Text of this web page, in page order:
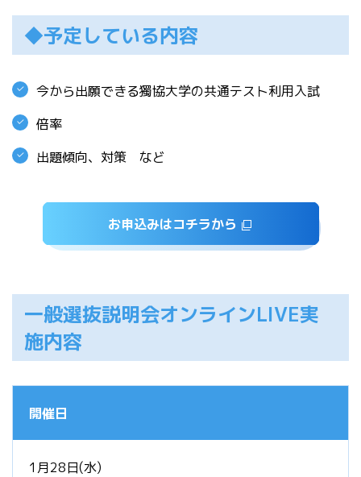
◆予定している内容
今から出願できる獨協大学の共通テスト利用入試
倍率
出題傾向、対策 など
お申込みはコチラから
一般選抜説明会オンラインLIVE実
施内容
開催日
1月28日(水)